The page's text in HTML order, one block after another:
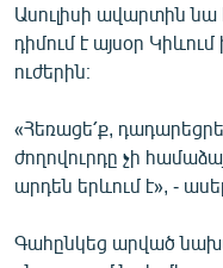
Ասուլիսի ավարտին
դիմում է այսօր
ուժերին։
«Հեռացե՛ք,
ժողովուրդը չի
արդեն երևում է», -
Գահընկեց արված